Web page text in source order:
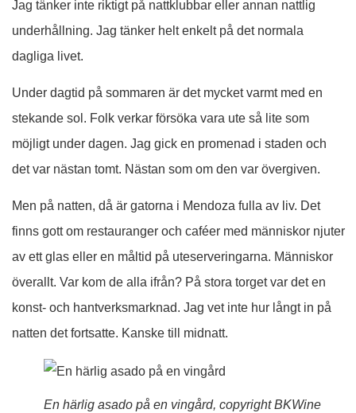
Jag tänker inte riktigt på nattklubbar eller annan nattlig
underhållning. Jag tänker helt enkelt på det normala
dagliga livet.
Under dagtid på sommaren är det mycket varmt med en
stekande sol. Folk verkar försöka vara ute så lite som
möjligt under dagen. Jag gick en promenad i staden och
det var nästan tomt. Nästan som om den var övergiven.
Men på natten, då är gatorna i Mendoza fulla av liv. Det
finns gott om restauranger och caféer med människor njuter
av ett glas eller en måltid på uteserveringarna. Människor
överallt. Var kom de alla ifrån? På stora torget var det en
konst- och hantverksmarknad. Jag vet inte hur långt in på
natten det fortsatte. Kanske till midnatt.
En härlig asado på en vingård, copyright BKWine